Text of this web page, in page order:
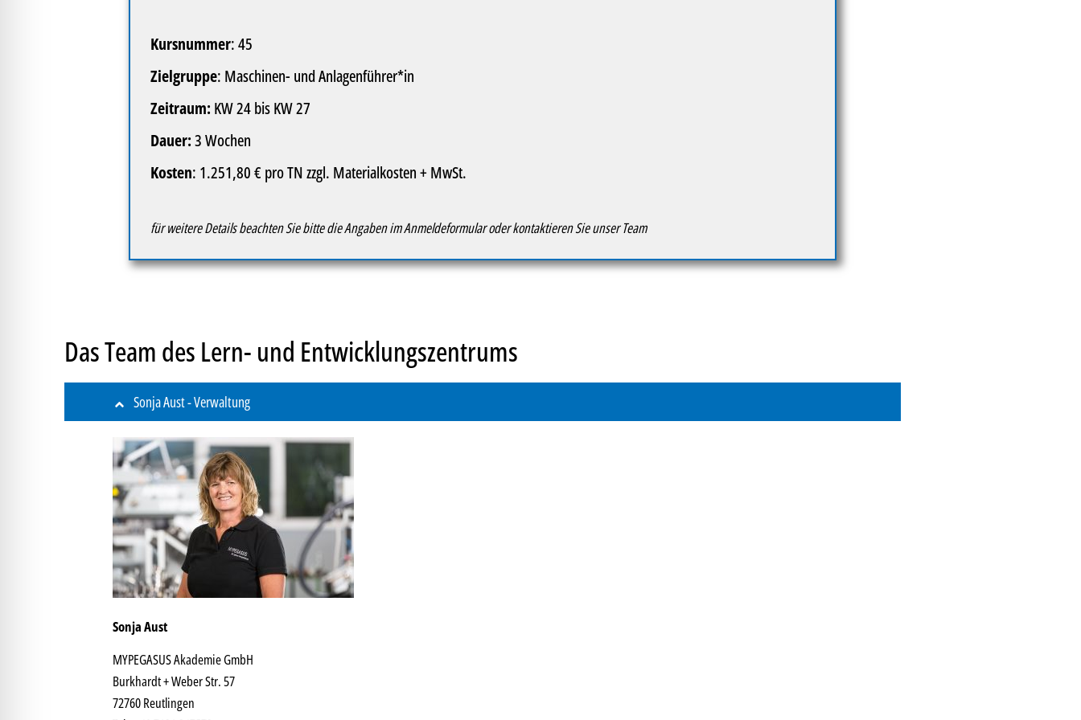
Kursnummer: 45
Zielgruppe: Maschinen- und Anlagenführer*in
Zeitraum: KW 24 bis KW 27
Dauer:3 Wochen
Kosten: 1.251,80 € pro TN zzgl. Materialkosten + MwSt.
für weitere Details beachten Sie bitte die Angaben im Anmeldeformular oder kontaktieren Sie unser Team
Das Team des Lern- und Entwicklungszentrums
Sonja Aust - Verwaltung
Sonja Aust
MYPEGASUS Akademie GmbH
Burkhardt + Weber Str. 57
72760 Reutlingen